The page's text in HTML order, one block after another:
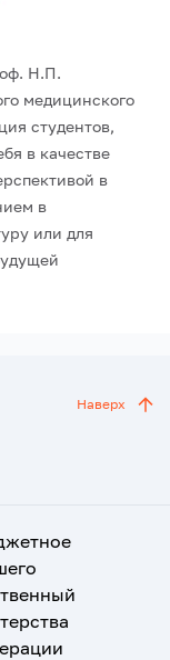
Н.П.
медицинского
студентов,
в качестве
в
в
или для
Наверх